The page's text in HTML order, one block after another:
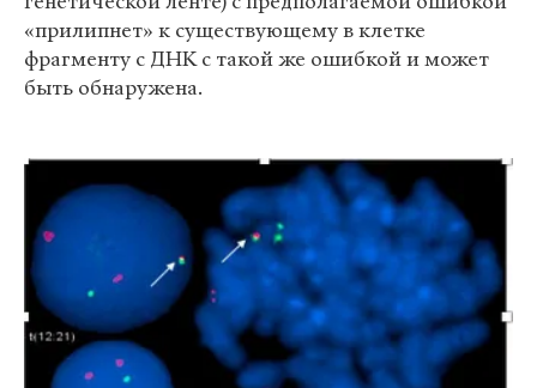
«прилипнет» к существующему в клетке
фрагменту с ДНК с такой же ошибкой и может
быть обнаружена.